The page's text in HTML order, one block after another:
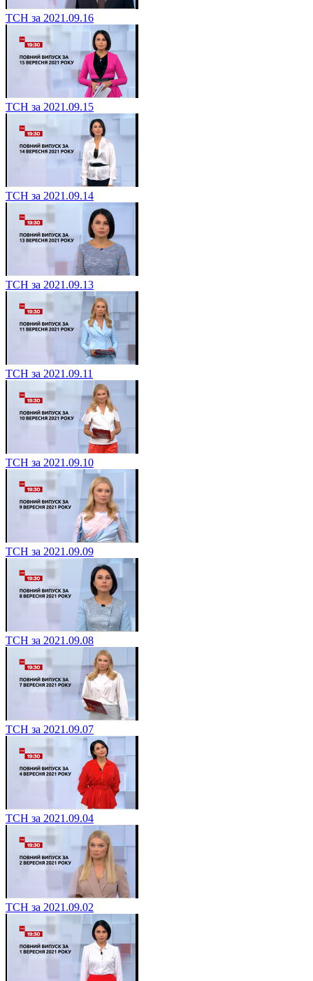
ТСН за 2021.09.16
ТСН за 2021.09.15
ТСН за 2021.09.14
ТСН за 2021.09.13
ТСН за 2021.09.11
ТСН за 2021.09.10
ТСН за 2021.09.09
ТСН за 2021.09.08
ТСН за 2021.09.07
ТСН за 2021.09.04
ТСН за 2021.09.02